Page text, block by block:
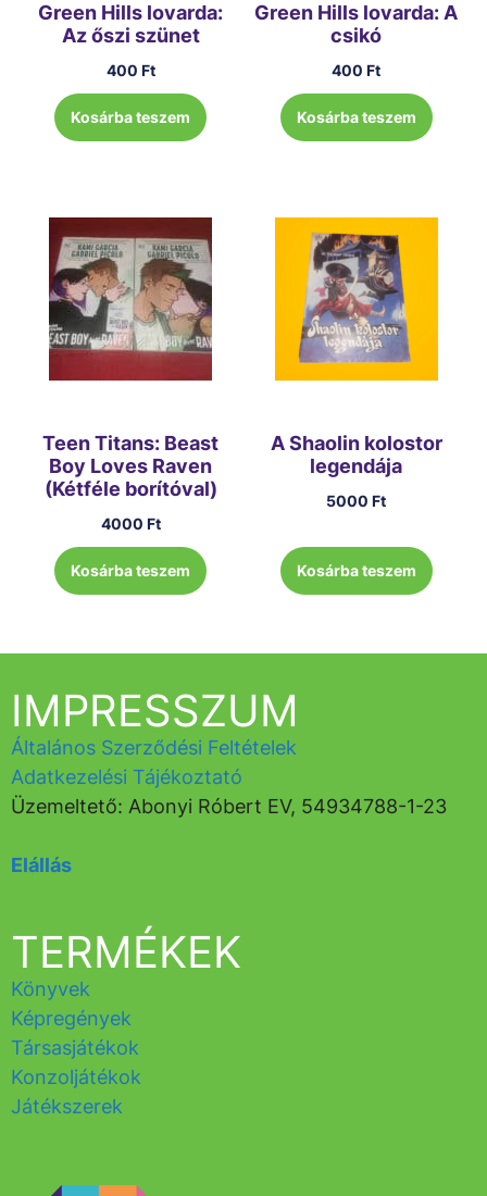
Green Hills lovarda:
Az őszi szünet
400 Ft
Kosárba teszem
Green Hills lovarda: A
csikó
400Ft
Kosárba teszem
Teen Titans: Beast
Boy Loves Raven
(Kétféle borítóval)
4000 Ft
Kosárba teszem
A Shaolin kolostor
legendája
5000Ft
Kosárba teszem
TERMÉKEK
Könyvek
Képregények
Társasjátékok
Konzoljátékok
Játékszerek
IMPRESSZUM
Általános Szerződési Feltételek
Adatkezelési Tájékoztató
Üzemeltető: Abonyi Róbert EV, 54934788-1-23
Elállás